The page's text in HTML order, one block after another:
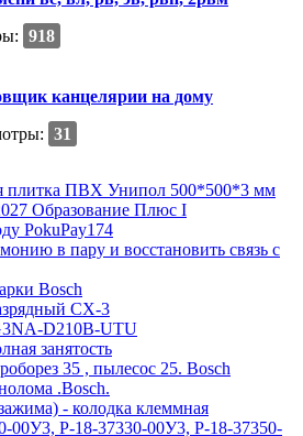
918
канцелярии на дому
31